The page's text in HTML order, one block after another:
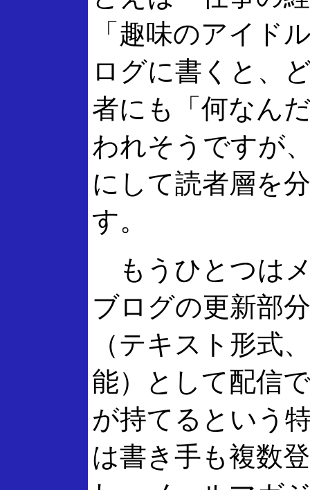
「趣味のアイド
ログに書くと、
者にも「何なん
われそうですが
にして読者層を
す。
もうひとつは
ブログの更新部
（テキスト形式
能）として配信
が持てるという
は書き手も複数